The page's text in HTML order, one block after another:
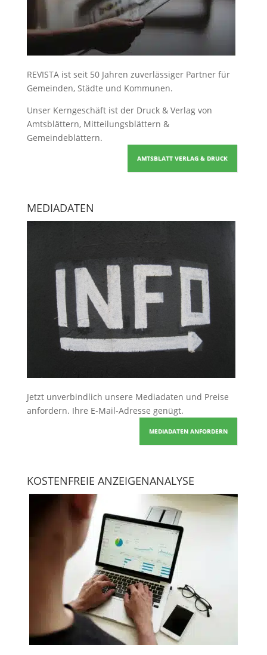
REVISTA ist seit 50 Jahren zuverlässiger Partner für
Gemeinden, Städte und Kommunen.
Unser Kerngeschäft ist der Druck & Verlag von
Amtsblättern, Mitteilungsblättern &
Gemeindeblättern.
AMTSBLATT VERLAG & DRUCK
MEDIADATEN
Jetzt unverbindlich unsere Mediadaten und Preise
anfordern. Ihre E-Mail-Adresse genügt.
MEDIADATEN ANFORDERN
KOSTENFREIE ANZEIGENANALYSE